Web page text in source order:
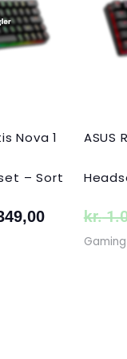
Nova 1
– Sort
kr. 349,00.
ASUS
kr.